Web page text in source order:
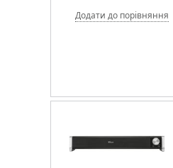
Додати до порівняння